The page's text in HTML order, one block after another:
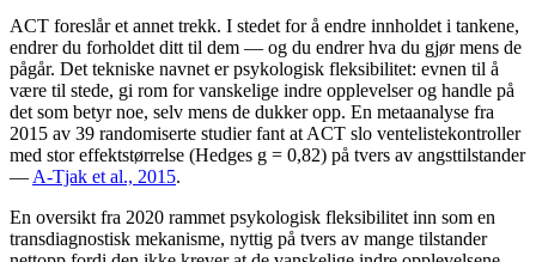
ACT foreslår et annet trekk. I stedet for å endre innholdet i tankene,
endrer du forholdet ditt til dem — og du endrer hva du gjør mens de
pågår. Det tekniske navnet er psykologisk fleksibilitet: evnen til å
være til stede, gi rom for vanskelige indre opplevelser og handle på
det som betyr noe, selv mens de dukker opp. En metaanalyse fra
2015 av 39 randomiserte studier fant at ACT slo ventelistekontroller
med stor effektstørrelse (Hedges g = 0,82) på tvers av angsttilstander
— A-Tjak et al., 2015.
En oversikt fra 2020 rammet psykologisk fleksibilitet inn som en
transdiagnostisk mekanisme, nyttig på tvers av mange tilstander